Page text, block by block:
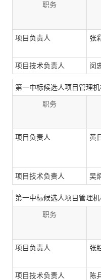
职务
项目负责人 张
项目技术负责人 闵
第一中标候选人项目管理
职务
项目负责人 黄
项目技术负责人 吴
第一中标候选人项目管理
职务
项目负责人 张
项目技术负责人 陈